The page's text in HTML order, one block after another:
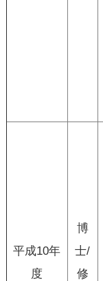
平成10年
度
博
士/
修